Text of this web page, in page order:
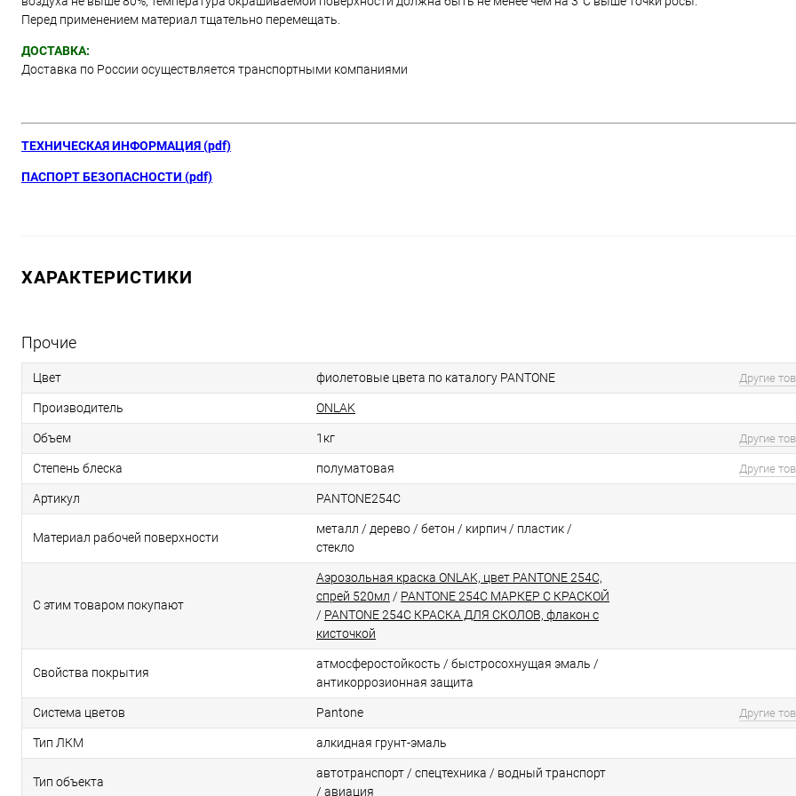
Перед применением материал тщательно перемещать.
ДОСТАВКА:
Доставка по России осуществляется транспортными компаниями
ТЕХНИЧЕСКАЯ ИНФОРМАЦИЯ (pdf)
ПАСПОРТ БЕЗОПАСНОСТИ (pdf)
ХАРАКТЕРИСТИКИ
Прочие
Цвет фиолетовые цвета по каталогу PANTONE Другие
Производитель ONLAK
Объем 1кг Другие
Степень блеска полуматовая Другие
Артикул PANTONE254C
Материал рабочей поверхности
металл / дерево / бетон / кирпич / пластик /
стекло
С этим товаром покупают
Аэрозольная краска ONLAK, цвет PANTONE 254C,
спрей 520мл / PANTONE 254C МАРКЕР С КРАСКОЙ
/ PANTONE 254C КРАСКА ДЛЯ СКОЛОВ, флакон с
кисточкой
Свойства покрытия
атмосферостойкоcть / быстросохнущая эмаль /
антикоррозионная защита
Система цветов Pantone Другие
Тип ЛКМ алкидная грунт-эмаль
Тип объекта
автотранспорт / спецтехника / водный транспорт
/ авиация